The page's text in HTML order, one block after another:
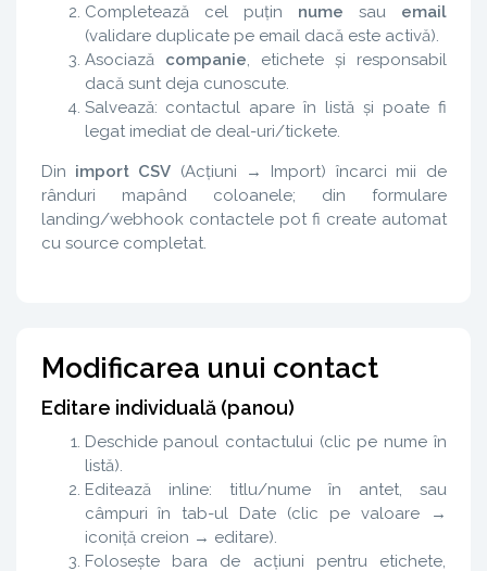
Completează cel puțin nume sau email
(validare duplicate pe email dacă este activă).
Asociază companie , etichete și responsabil
dacă sunt deja cunoscute.
Salvează: contactul apare în listă și poate fi
legat imediat de deal-uri/tickete.
Din import CSV (Acțiuni → Import) încarci mii de
rânduri mapând coloanele; din formulare
landing/webhook contactele pot fi create automat
cu source completat.
Modificarea unui contact
Editare individuală (panou)
Deschide panoul contactului (clic pe nume în
listă).
Editează inline: titlu/nume în antet, sau
câmpuri în tab-ul Date (clic pe valoare →
iconiță creion → editare).
Folosește bara de acțiuni pentru etichete,